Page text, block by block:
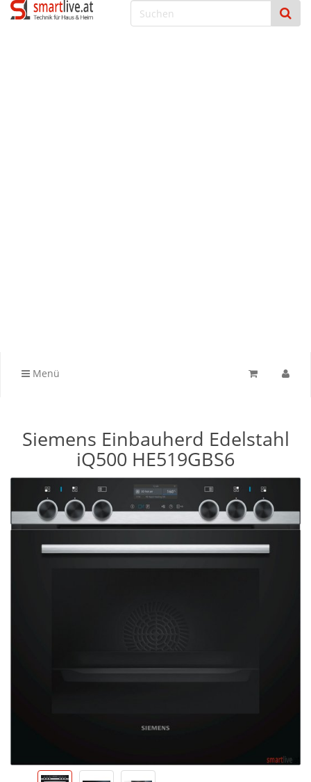
Menü
Siemens Einbauherd Edelstahl
iQ500 HE519GBS6